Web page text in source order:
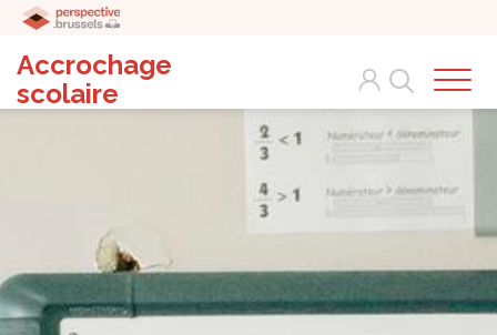
Accrochage
scolaire
Search